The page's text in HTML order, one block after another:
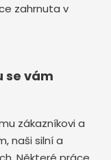
zahrnuta v
se vám
zákazníkovi a
naši silní a